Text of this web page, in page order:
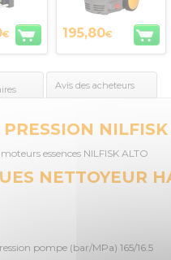
€ 195,80€
Avis des acheteurs
essences NILFISK ALTO
NETTOYEUR
pompe (bar/MPa) 165/16.5